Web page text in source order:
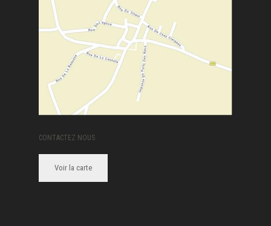
CONTACTEZ NOUS
Voir la carte